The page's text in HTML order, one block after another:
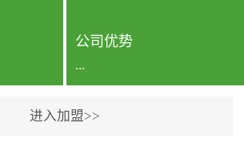
公司优势
...
进入加盟>>